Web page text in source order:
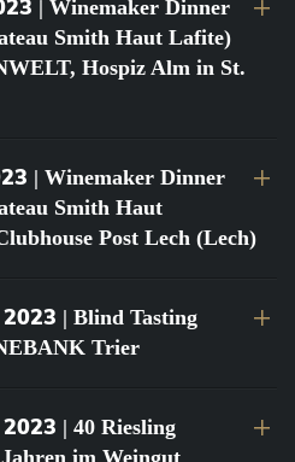
| Winemaker Dinner
Smith Haut Lafite)
Hospiz Alm in St.
| Winemaker Dinner
Smith Haut
Post Lech (Lech)
| Blind Tasting
Trier
| 40 Riesling